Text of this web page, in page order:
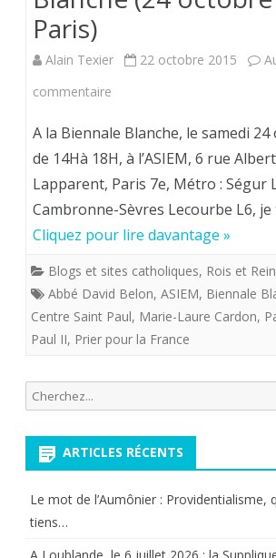
Paris)
Alain Texier 22 octobre 2015
commentaire
visiter
Marie-
Laure
la
Biennale
Blanche
(24
octobre
2015
à
A la Biennale Blanche, le samedi
de 14Hà 18H, à l’ASIEM, 6 rue
Lapparent, Paris 7e, Métro : Ségur
Cambronne-Sèvres Lecourbe L6,
Cliquez pour lire davantage »
Blogs et sites catholiques, Rois et
Abbé David Belon, ASIEM, Biennale
Centre Saint Paul, Marie-Laure Cardon,
Paul II, Prier pour la France
Recherche
pour:
ARTICLES RÉCENTS
Le mot de l’Aumônier : Providentialisme,
tiens…